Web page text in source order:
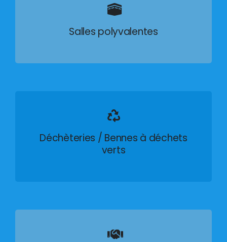
Salles polyvalentes
Déchèteries / Bennes à déchets
verts